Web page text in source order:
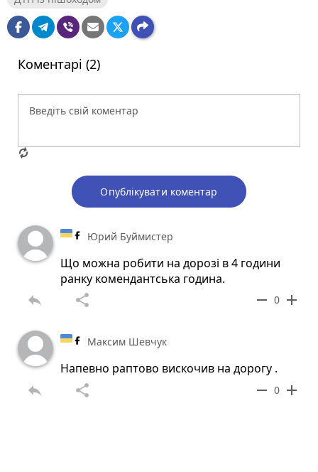
Коментарі (2)
Опублікувати коментар
Юрий Буймистер
Що можна робити на дорозі в 4 години
ранку комендантська година.
reply share remove 0 add
Максим Шевчук
Напевно раптово вискочив на дорогу .
reply share remove 0 add